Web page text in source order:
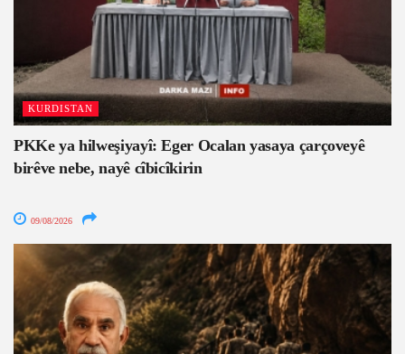
KURDISTAN
PKKe ya hilweşiyayî: Eger Ocalan yasaya çarçoveyê
birêve nebe, nayê cîbicîkirin
09/08/2026